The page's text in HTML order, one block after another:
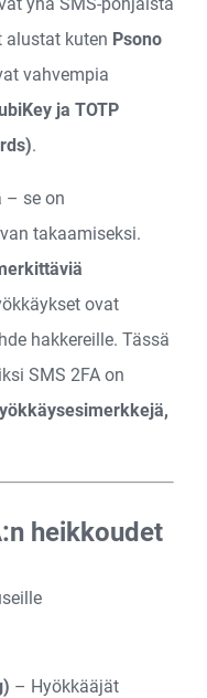
alustat kuten Psono
vahvempia
ja TOTP
.
– se on
takaamiseksi.
ovat
hakkereille. Tässä
SMS 2FA on
heikkoudet
– Hyökkääjät